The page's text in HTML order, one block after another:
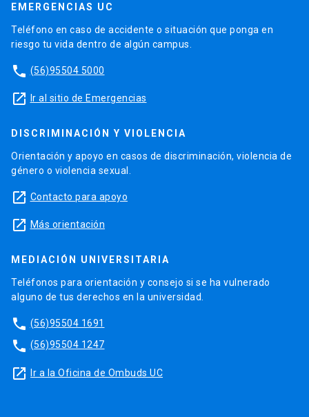
EMERGENCIAS UC
Teléfono en caso de accidente o situación que ponga en
riesgo tu vida dentro de algún campus.
phone (56)95504 5000
launch Ir al sitio de Emergencias
DISCRIMINACIÓN Y VIOLENCIA
Orientación y apoyo en casos de discriminación, violencia de
género o violencia sexual.
launch Contacto para apoyo
launch Más orientación
MEDIACIÓN UNIVERSITARIA
Teléfonos para orientación y consejo si se ha vulnerado
alguno de tus derechos en la universidad.
phone (56)95504 1691
phone (56)95504 1247
launch Ir a la Oficina de Ombuds UC